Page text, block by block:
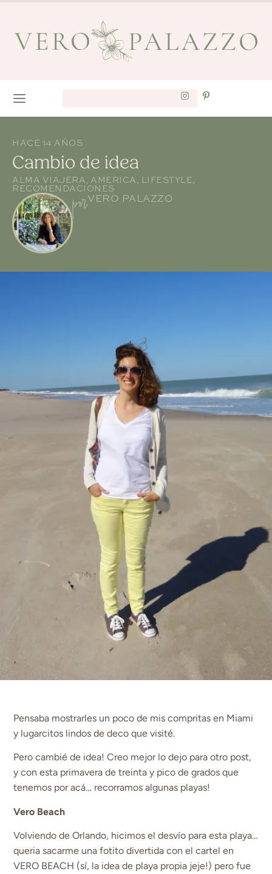
HACE 14 AÑOS
Cambio de idea
ALMA VIAJERA AMERICA LIFESTYLE
RECOMENDACIONES
porVERO PALAZZO
Pensaba mostrarles un poco de mis compritas en Miami
y lugarcitos lindos de deco que visité.
Pero cambié de idea! Creo mejor lo dejo para otro post,
y con esta primavera de treinta y pico de grados que
tenemos por acá… recorramos algunas playas!
Vero Beach
Volviendo de Orlando, hicimos el desvío para esta playa…
queria sacarme una fotito divertida con el cartel en
VERO BEACH (sí, la idea de playa propia jeje!) pero fue